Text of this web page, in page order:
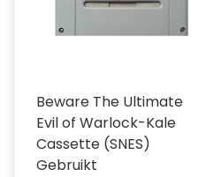
Beware The Ultimate
Evil of Warlock-Kale
Cassette (SNES)
Gebruikt